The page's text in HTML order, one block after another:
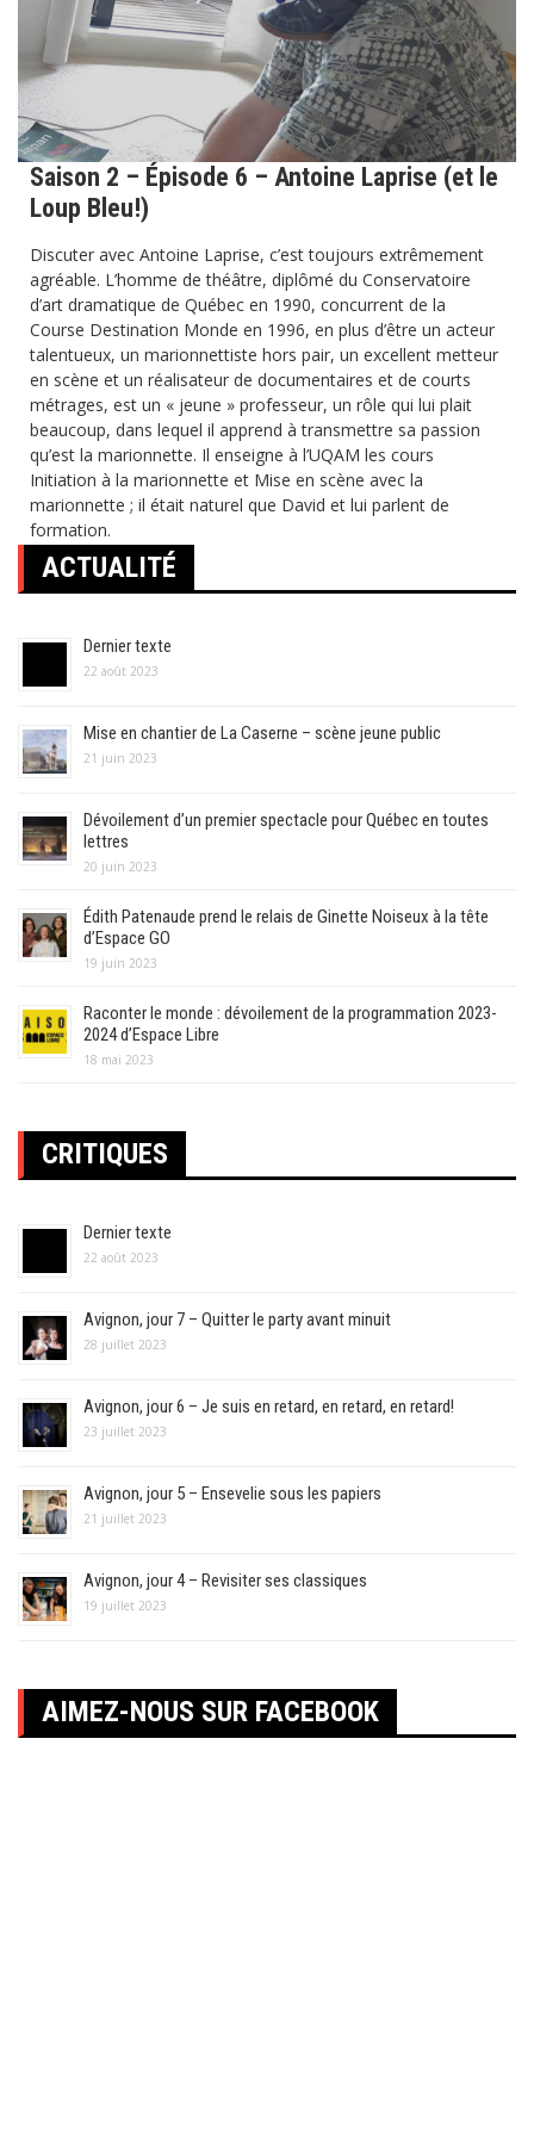
Saison 2 – Épisode 6 – Antoine Laprise (et le
Loup Bleu!)
Discuter avec Antoine Laprise, c’est toujours extrêmement
agréable. L’homme de théâtre, diplômé du Conservatoire
d’art dramatique de Québec en 1990, concurrent de la
Course Destination Monde en 1996, en plus d’être un acteur
talentueux, un marionnettiste hors pair, un excellent metteur
en scène et un réalisateur de documentaires et de courts
métrages, est un « jeune » professeur, un rôle qui lui plait
beaucoup, dans lequel il apprend à transmettre sa passion
qu’est la marionnette. Il enseigne à l’UQAM les cours
Initiation à la marionnette et Mise en scène avec la
marionnette ; il était naturel que David et lui parlent de
formation.
ACTUALITÉ
Dernier texte
22 août 2023
Mise en chantier de La Caserne – scène jeune public
21 juin 2023
Dévoilement d’un premier spectacle pour Québec en toutes
lettres
20 juin 2023
Édith Patenaude prend le relais de Ginette Noiseux à la tête
d’Espace GO
19 juin 2023
Raconter le monde : dévoilement de la programmation 2023-
2024 d’Espace Libre
18 mai 2023
CRITIQUES
Dernier texte
22 août 2023
Avignon, jour 7 – Quitter le party avant minuit
28 juillet 2023
Avignon, jour 6 – Je suis en retard, en retard, en retard!
23 juillet 2023
Avignon, jour 5 – Ensevelie sous les papiers
21 juillet 2023
Avignon, jour 4 – Revisiter ses classiques
19 juillet 2023
AIMEZ-NOUS SUR FACEBOOK